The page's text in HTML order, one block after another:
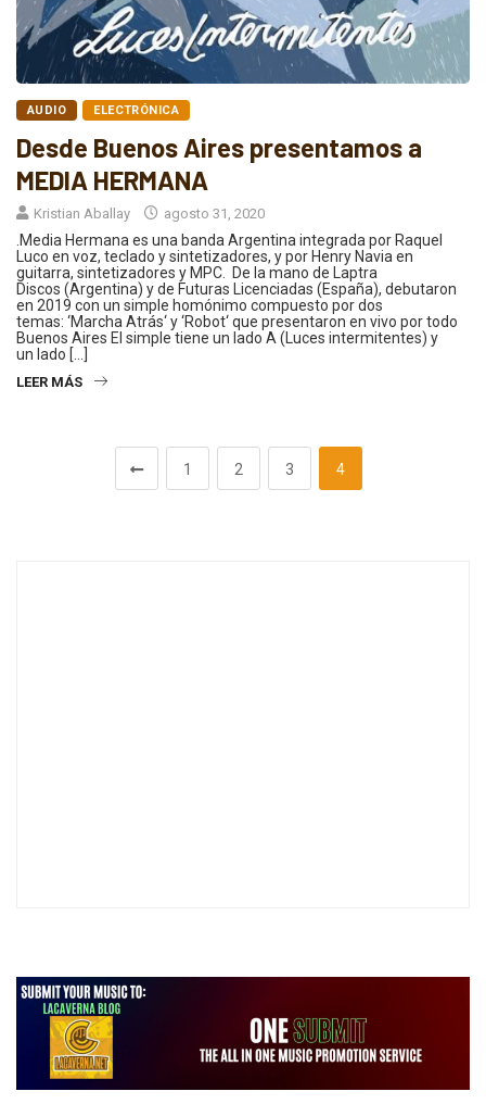
AUDIO ELECTRÓNICA
Desde Buenos Aires presentamos a
MEDIA HERMANA
Kristian Aballay agosto 31, 2020
.Media Hermana es una banda Argentina integrada por Raquel
Luco en voz, teclado y sintetizadores, y por Henry Navia en
guitarra, sintetizadores y MPC. De la mano de Laptra
Discos (Argentina) y de Futuras Licenciadas (España), debutaron
en 2019 con un simple homónimo compuesto por dos
temas: ‘Marcha Atrás‘ y ‘Robot‘ que presentaron en vivo por todo
Buenos Aires El simple tiene un lado A (Luces intermitentes) y
un lado […]
LEER MÁS
1 2 3 4